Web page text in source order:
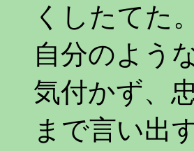
くしたてた。
自分のよう
気付かず、
まで言い出